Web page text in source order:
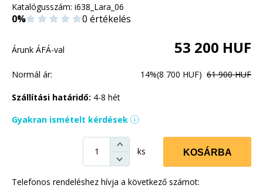
Katalógusszám: i638_Lara_06
0% 0 értékelés
Árunk ÁFÁ-val 53 200 HUF
Normál ár: 14%(8 700 HUF) 61 900 HUF
Szállítási határidő: 4-8 hét
Gyakran ismételt kérdések
ks KOSÁRBA
Telefonos rendeléshez hívja a következő számot: